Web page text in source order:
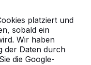
platziert und
sobald ein
Wir haben
der Daten durch
die Google-